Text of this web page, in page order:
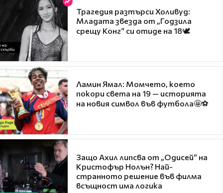
Трагедия разтърси Холивуд:
Младата звезда от „Годзила
срещу Конг“ си отиде на 18🕊️
Ламин Ямал: Момчето, което
покори света на 19 — историята
на новия символ във футбола🤩⚽
Защо Ахил липсва от „Одисей“ на
Кристофър Нолън? Най-
странното решение във филма
всъщност има логика